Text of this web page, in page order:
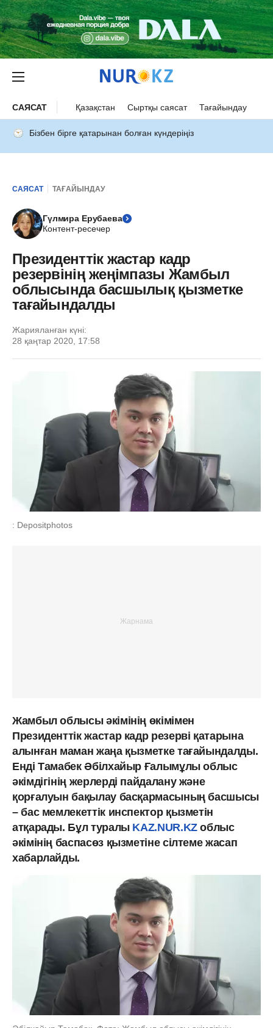
САЯСАТ Қазақстан Сыртқы саясат Тағайындау
Бізбен бірге қатарынан болған күндеріңіз
САЯСАТ ТАҒАЙЫНДАУ
Гүлмира Ерубаева
Контент-ресечер
Президенттік жастар кадр
резервінің жеңімпазы Жамбыл
облысында басшылық қызметке
тағайындалды
Жарияланған күні:
28 қаңтар 2020, 17:58
: Depositphotos
Жамбыл облысы әкімінің өкімімен
Президенттік жастар кадр резерві қатарына
алынған маман жаңа қызметке тағайындалды.
Енді Тамабек Әбілхайыр Ғалымұлы облыс
әкімдігінің жерлерді пайдалану және
қорғалуын бақылау басқармасының басшысы
– бас мемлекеттік инспектор қызметін
атқарады. Бұл туралы KAZ.NUR.KZоблыс
әкімінің баспасөз қызметіне сілтеме жасап
хабарлайды.